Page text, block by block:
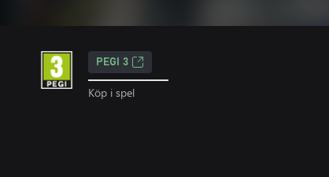
PEGI 3
Köp i spel